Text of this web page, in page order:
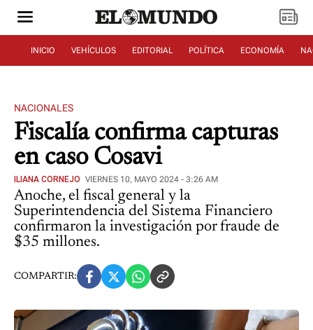
INICIO VEHÍCULOS EDITORIAL POLÍTICA ECONOMÍA
NACIONALES
Fiscalía confirma capturas
en caso Cosavi
ILIANA CORNEJO VIERNES 10, MAYO 2024 - 3:26 AM
Anoche, el fiscal general y la
Superintendencia del Sistema Financiero
confirmaron la investigación por fraude de
$35 millones.
COMPARTIR: